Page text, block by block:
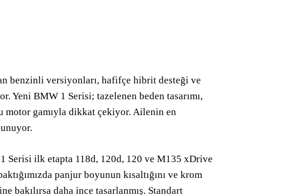
benzinli versiyonları, hafifçe hibrit desteği ve
Yeni BMW 1 Serisi; tazelenen beden tasarımı,
gamıyla dikkat çekiyor. Ailenin en
Serisi ilk etapta 118d, 120d, 120 ve M135 xDrive
panjur boyunun kısaltığını ve krom
bakılırsa daha ince tasarlanmış. Standart